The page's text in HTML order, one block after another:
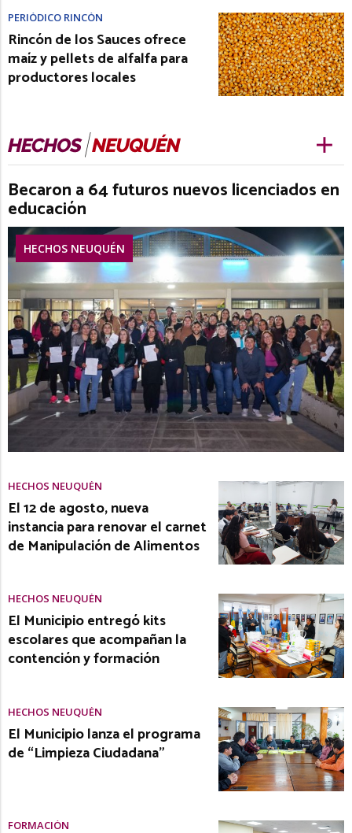
PERIÓDICO RINCÓN
Rincón de los Sauces ofrece
maíz y pellets de alfalfa para
productores locales
Becaron a 64 futuros nuevos licenciados en
educación
HECHOS NEUQUÉN
HECHOS NEUQUÉN
El 12 de agosto, nueva
instancia para renovar el carnet
de Manipulación de Alimentos
HECHOS NEUQUÉN
El Municipio entregó kits
escolares que acompañan la
contención y formación
HECHOS NEUQUÉN
El Municipio lanza el programa
de “Limpieza Ciudadana”
FORMACIÓN